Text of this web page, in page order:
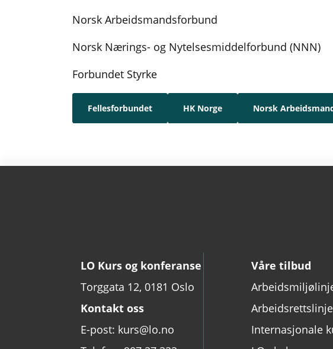
Norsk Arbeidsmandsforbund
Norsk Nærings- og Nytelsesmiddelforbund (NNN)
Forbundet Styrke
Fellesforbundet HK Norge Norsk
LO Kurs og konferanse
Torggata 12, 0181 Oslo
Kontakt oss
E-post: kurs@lo.no
Våre tilbud
Internasjonale